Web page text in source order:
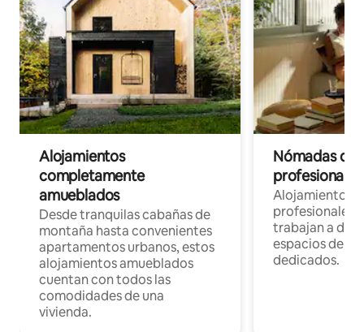
Alojamientos
completamente
amueblados
Desde tranquilas cabañas de
montaña hasta convenientes
apartamentos urbanos, estos
alojamientos amueblados
cuentan con todos las
comodidades de una
vivienda.
Nómadas
Alojamientos
profesionales
trabajan a
espacios de
dedicados.